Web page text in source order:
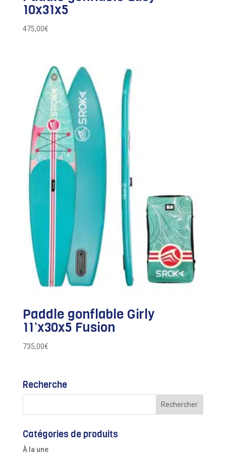
10x31x5
475,00€
Paddle gonflable Girly
11’x30x5 Fusion
735,00€
Recherche
Catégories de produits
À la une